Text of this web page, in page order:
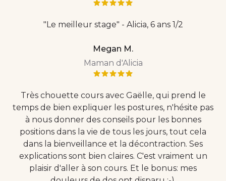
"Le meilleur stage" - Alicia, 6 ans 1/2
Megan M.
Maman d'Alicia
Très chouette cours avec Gaëlle, qui prend le
temps de bien expliquer les postures, n'hésite pas
à nous donner des conseils pour les bonnes
positions dans la vie de tous les jours, tout cela
dans la bienveillance et la décontraction. Ses
explications sont bien claires. C'est vraiment un
plaisir d'aller à son cours. Et le bonus: mes